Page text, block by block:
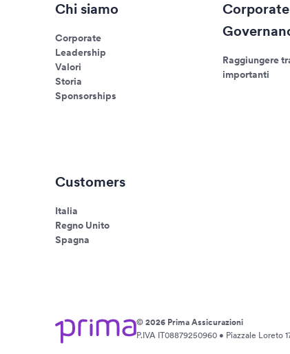
Chi siamo
Corporate
Leadership
Valori
Storia
Sponsorships
Corporate
Raggiungere
importanti
Customers
Italia
Regno Unito
Spagna
© 2026 Prima Assicurazioni
P.IVA IT08879250960 • Piazzale Loreto